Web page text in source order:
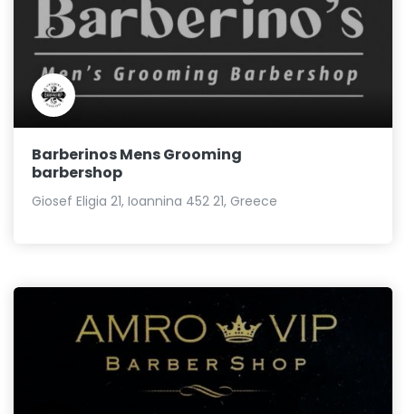
Barberinos Mens Grooming
barbershop
Giosef Eligia 21, Ioannina 452 21, Greece